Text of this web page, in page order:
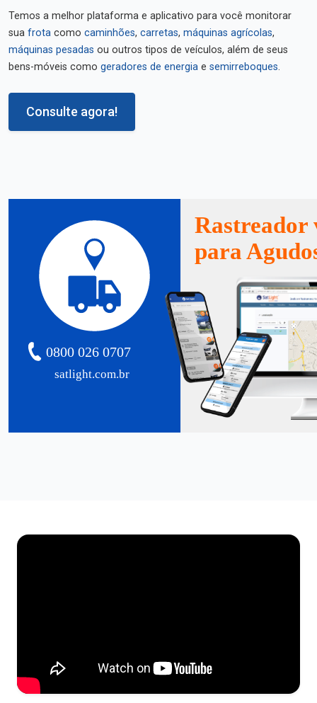
Temos a melhor plataforma e aplicativo para você monitorar
sua frota como caminhões, carretas, máquinas agrícolas,
máquinas pesadas ou outros tipos de veículos, além de seus
bens-móveis como geradores de energia e semirreboques.
Consulte agora!
satlight.com.br
0800 026 0707
Rastreador
para